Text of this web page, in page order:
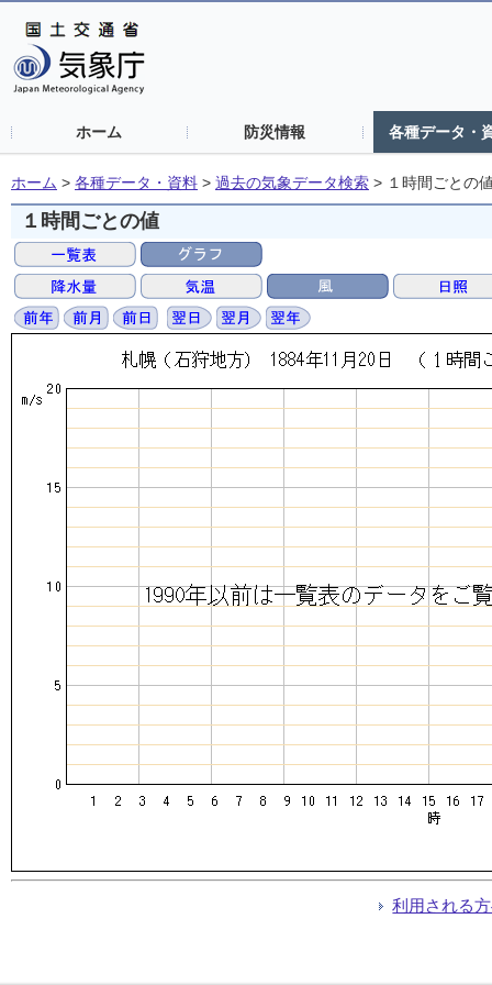
ホーム 防災情報 各種データ・
ホーム > 各種データ・資料 > 過去の気象データ検索 > １時間ごとの
１時間ごとの値
利用される